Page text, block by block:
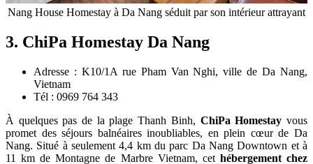
Nang House Homestay à Da Nang séduit par son intérieur attrayant
3. ChiPa Homestay Da Nang
Adresse : K10/1A rue Pham Van Nghi, ville de Da Nang,
Vietnam
Tél : 0969 764 343
À quelques pas de la plage Thanh Binh, ChiPa Homestay vous
promet des séjours balnéaires inoubliables, en plein cœur de Da
Nang. Situé à seulement 4,4 km du parc Da Nang Downtown et à
11 km de Montagne de Marbre Vietnam, cet hébergement chez